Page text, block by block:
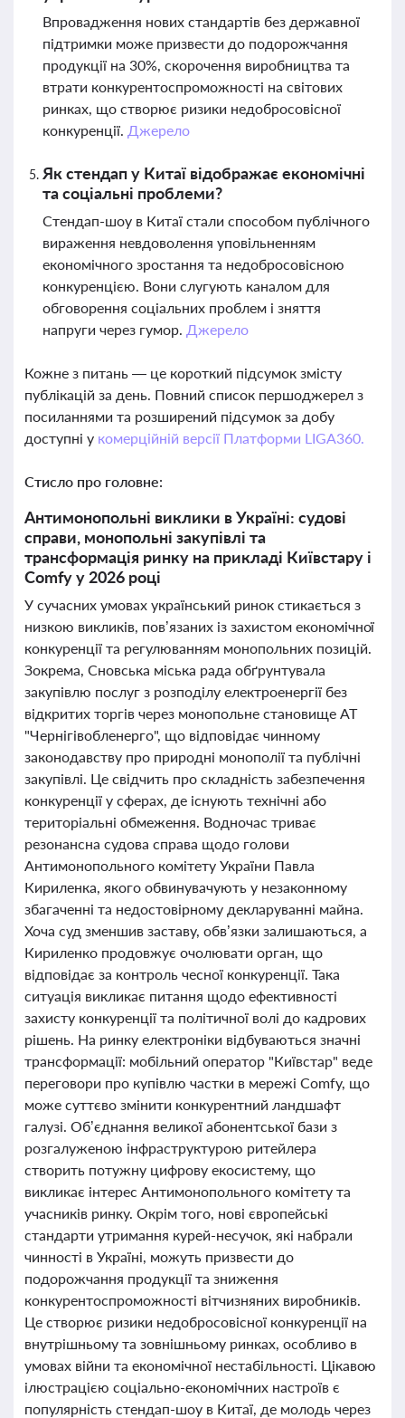
Впровадження нових стандартів без державної
підтримки може призвести до подорожчання
продукції на 30%, скорочення виробництва та
втрати конкурентоспроможності на світових
ринках, що створює ризики недобросовісної
конкуренції. Джерело
Як стендап у Китаї відображає економічні
та соціальні проблеми?
Стендап-шоу в Китаї стали способом публічного
вираження невдоволення уповільненням
економічного зростання та недобросовісною
конкуренцією. Вони слугують каналом для
обговорення соціальних проблем і зняття
напруги через гумор. Джерело
Кожне з питань — це короткий підсумок змісту
публікацій за день. Повний список першоджерел з
посиланнями та розширений підсумок за добу
доступні у комерційній версії Платформи LIGA360.
Стисло про головне:
Антимонопольні виклики в Україні: судові
справи, монопольні закупівлі та
трансформація ринку на прикладі Київстару і
Comfy у 2026 році
У сучасних умовах український ринок стикається з
низкою викликів, пов’язаних із захистом економічної
конкуренції та регулюванням монопольних позицій.
Зокрема, Сновська міська рада обґрунтувала
закупівлю послуг з розподілу електроенергії без
відкритих торгів через монопольне становище АТ
"Чернігівобленерго", що відповідає чинному
законодавству про природні монополії та публічні
закупівлі. Це свідчить про складність забезпечення
конкуренції у сферах, де існують технічні або
територіальні обмеження. Водночас триває
резонансна судова справа щодо голови
Антимонопольного комітету України Павла
Кириленка, якого обвинувачують у незаконному
збагаченні та недостовірному декларуванні майна.
Хоча суд зменшив заставу, обв’язки залишаються, а
Кириленко продовжує очолювати орган, що
відповідає за контроль чесної конкуренції. Така
ситуація викликає питання щодо ефективності
захисту конкуренції та політичної волі до кадрових
рішень. На ринку електроніки відбуваються значні
трансформації: мобільний оператор "Київстар" веде
переговори про купівлю частки в мережі Comfy, що
може суттєво змінити конкурентний ландшафт
галузі. Об’єднання великої абонентської бази з
розгалуженою інфраструктурою ритейлера
створить потужну цифрову екосистему, що
викликає інтерес Антимонопольного комітету та
учасників ринку. Окрім того, нові європейські
стандарти утримання курей-несучок, які набрали
чинності в Україні, можуть призвести до
подорожчання продукції та зниження
конкурентоспроможності вітчизняних виробників.
Це створює ризики недобросовісної конкуренції на
внутрішньому та зовнішньому ринках, особливо в
умовах війни та економічної нестабільності. Цікавою
ілюстрацією соціально-економічних настроїв є
популярність стендап-шоу в Китаї, де молодь через